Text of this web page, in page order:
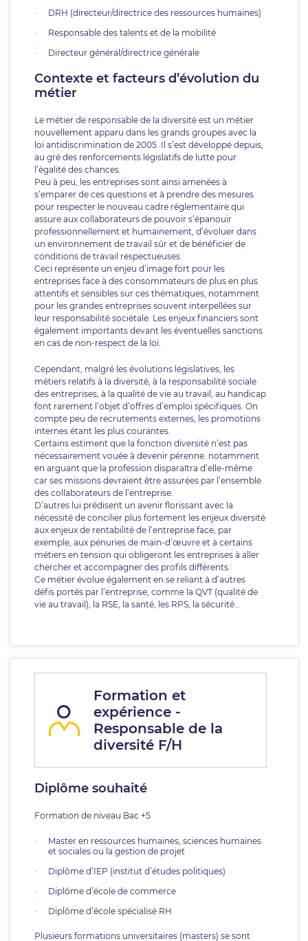
DRH (directeur/directrice des ressources humaines)
Responsable des talents et de la mobilité
Directeur général/directrice générale
Contexte et facteurs d’évolution du
métier
Le métier de responsable de la diversité est un métier
nouvellement apparu dans les grands groupes avec la
loi antidiscrimination de 2005. Il s’est développé depuis,
au gré des renforcements législatifs de lutte pour
l’égalité des chances.
Peu à peu, les entreprises sont ainsi amenées à
s’emparer de ces questions et à prendre des mesures
pour respecter le nouveau cadre réglementaire qui
assure aux collaborateurs de pouvoir s’épanouir
professionnellement et humainement, d’évoluer dans
un environnement de travail sûr et de bénéficier de
conditions de travail respectueuses.
Ceci représente un enjeu d’image fort pour les
entreprises face à des consommateurs de plus en plus
attentifs et sensibles sur ces thématiques, notamment
pour les grandes entreprises souvent interpellées sur
leur responsabilité sociétale. Les enjeux financiers sont
également importants devant les éventuelles sanctions
en cas de non-respect de la loi.
Cependant, malgré les évolutions législatives, les
métiers relatifs à la diversité, à la responsabilité sociale
des entreprises, à la qualité de vie au travail, au handicap
font rarement l’objet d’offres d’emploi spécifiques. On
compte peu de recrutements externes, les promotions
internes étant les plus courantes.
Certains estiment que la fonction diversité n’est pas
nécessairement vouée à devenir pérenne. notamment
en arguant que la profession disparaîtra d’elle-même
car ses missions devraient être assurées par l’ensemble
des collaborateurs de l’entreprise.
D’autres lui prédisent un avenir florissant avec la
nécessité de concilier plus fortement les enjeux diversité
aux enjeux de rentabilité de l’entreprise face, par
exemple, aux pénuries de main-d’œuvre et à certains
métiers en tension qui obligeront les entreprises à aller
chercher et accompagner des profils différents.
Ce métier évolue également en se reliant à d’autres
défis portés par l’entreprise, comme la QVT (qualité de
vie au travail), la RSE, la santé, les RPS, la sécurité…
Formation et
expérience -
Responsable de la
diversité F/H
Diplôme souhaité
Formation de niveau Bac +5
Master en ressources humaines, sciences humaines
et sociales ou la gestion de projet
Diplôme d’IEP (institut d’études politiques)
Diplôme d’école de commerce
Diplôme d’école spécialisé RH
Plusieurs formations universitaires (masters) se sont